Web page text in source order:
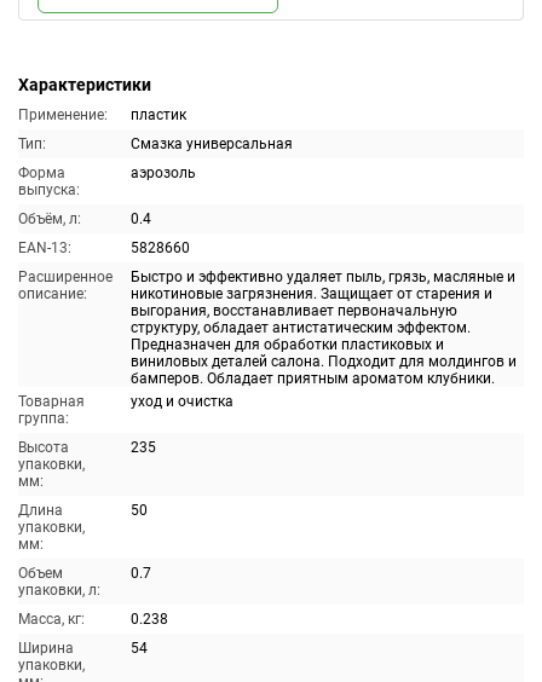
Характеристики
Применение:
пластик
Тип:
Смазка универсальная
Форма
выпуска:
аэрозоль
Объём, л:
0.4
EAN-13:
5828660
Расширенное
описание:
Быстро и эффективно удаляет пыль, грязь, масляные и
никотиновые загрязнения. Защищает от старения и
выгорания, восстанавливает первоначальную
структуру, обладает антистатическим эффектом.
Предназначен для обработки пластиковых и
виниловых деталей салона. Подходит для молдингов и
бамперов. Обладает приятным ароматом клубники.
Товарная
группа:
уход и очистка
Высота
упаковки,
мм:
235
Длина
упаковки,
мм:
50
Объем
упаковки, л:
0.7
Масса, кг:
0.238
Ширина
упаковки,
54